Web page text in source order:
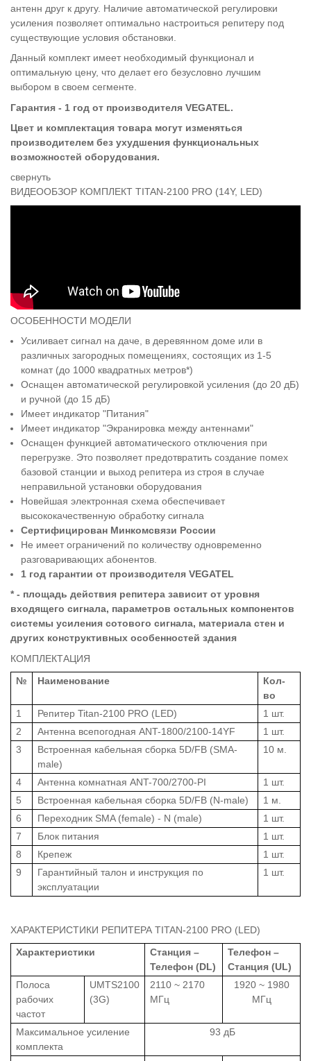
антенн друг к другу. Наличие автоматической регулировки
усиления позволяет оптимально настроиться репитеру под
существующие условия обстановки.
Данный комплект имеет необходимый функционал и
оптимальную цену, что делает его безусловно лучшим
выбором в своем сегменте.
Гарантия - 1 год от производителя VEGATEL.
Цвет и комплектация товара могут изменяться
производителем без ухудшения функциональных
возможностей оборудования.
cвернуть
ВИДЕООБЗОР КОМПЛЕКТ TITAN-2100 PRO (14Y, LED)
ОСОБЕННОСТИ МОДЕЛИ
Усиливает сигнал на даче, в деревянном доме или в
различных загородных помещениях, состоящих из 1-5
комнат (до 1000 квадратных метров*)
Оснащен автоматической регулировкой усиления (до 20 дБ)
и ручной (до 15 дБ)
Имеет индикатор "Питания"
Имеет индикатор "Экранировка между антеннами"
Оснащен функцией автоматического отключения при
перегрузке. Это позволяет предотвратить создание помех
базовой станции и выход репитера из строя в случае
неправильной установки оборудования
Новейшая электронная схема обеспечивает
высококачественную обработку сигнала
Сертифицирован Минкомсвязи России
Не имеет ограничений по количеству одновременно
разговаривающих абонентов.
1 год гарантии от производителя VEGATEL
* - площадь действия репитера зависит от уровня
входящего сигнала, параметров остальных компонентов
системы усиления сотового сигнала, материала стен и
других конструктивных особенностей здания
КОМПЛЕКТАЦИЯ
№ Наименование
Кол-
во
1
Репитер Titan-2100 PRO (LED)
1 шт.
2
Антенна всепогодная ANT-1800/2100-14YF
1 шт.
3
Встроенная кабельная сборка 5D/FB (SMA-
male)
10 м.
4 Антенна комнатная ANT-700/2700-PI
1 шт.
5
Встроенная кабельная сборка 5D/FB (N-male)
1 м.
6
Переходник SMA (female) - N (male)
1 шт.
7
Блок питания
1 шт.
8
Крепеж
1 шт.
9
Гарантийный талон и инструкция по
эксплуатации
1 шт.
ХАРАКТЕРИСТИКИ РЕПИТЕРА TITAN-2100 PRO (LED)
Характеристики
Станция –
Телефон (DL)
Телефон –
Станция (UL)
Полоса
рабочих
частот
UMTS2100
(3G)
2110 ~ 2170
МГц
1920 ~ 1980
МГц
Максимальное усиление
комплекта
93 дБ